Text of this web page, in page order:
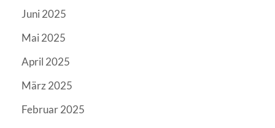
Juni 2025
Mai 2025
April 2025
März 2025
Februar 2025